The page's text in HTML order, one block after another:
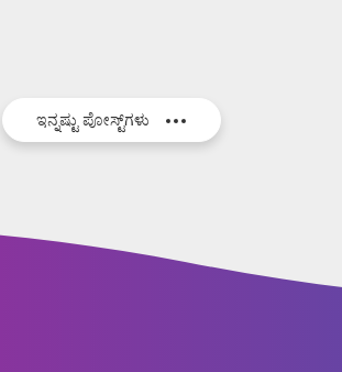
ಇನ್ನಷ್ಟು ಪೋಸ್ಟ್‌ಗಳು